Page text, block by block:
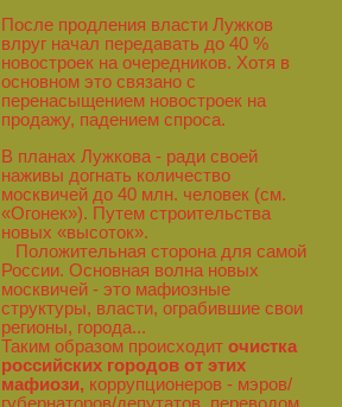
После продления власти Лужков
влруг начал передавать до 40 %
новостроек на очередников. Хотя в
основном это связано с
перенасыщением новостроек на
продажу, падением спроса.
В планах Лужкова - ради своей
наживы догнать количество
москвичей до 40 млн. человек (см.
«Огонек»). Путем строительства
новых «высоток».
Положительная сторона для самой
России. Основная волна новых
москвичей - это мафиозные
структуры, власти, ограбившие свои
регионы, города...
Таким образом происходит очистка
российских городов от этих
мафиози, коррупционеров - мэров/